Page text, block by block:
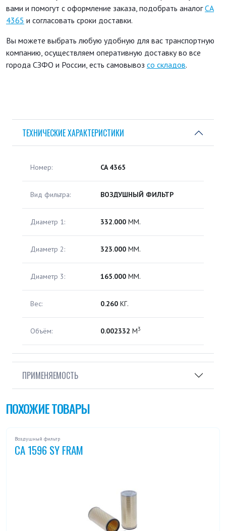
вами и помогут с оформление заказа, подобрать аналогCA
4365 и согласовать сроки доставки.
Вы можете выбрать любую удобную для вас транспортную
компанию, осуществляем оперативную доставку во все
города СЗФО и России, есть самовывоз со складов.
ТЕХНИЧЕСКИЕ ХАРАКТЕРИСТИКИ
Номер: CA 4365
Вид фильтра: ВОЗДУШНЫЙ ФИЛЬТР
Диаметр 1: 332.000 ММ.
Диаметр 2: 323.000 ММ.
Диаметр 3: 165.000 ММ.
Вес: 0.260 КГ.
Объём: 0.002332 М3
ПРИМЕНЯЕМОСТЬ
ПОХОЖИЕ ТОВАРЫ
Воздушный фильтр
CA 1596 SY FRAM